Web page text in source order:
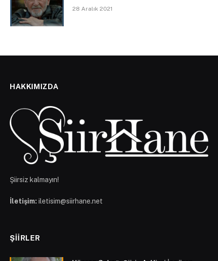
28 Aralık 2021
HAKKIMIZDA
Şiirsiz kalmayın!
İletişim: iletisim@siirhane.net
ŞIIRLER